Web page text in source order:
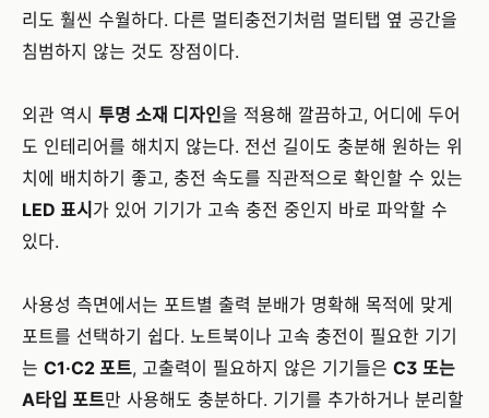
리도 훨씬 수월하다. 다른 멀티충전기처럼 멀티탭 옆 공간을
침범하지 않는 것도 장점이다.
외관 역시 투명 소재 디자인을 적용해 깔끔하고, 어디에 두어
도 인테리어를 해치지 않는다. 전선 길이도 충분해 원하는 위
치에 배치하기 좋고, 충전 속도를 직관적으로 확인할 수 있는
LED 표시 가 있어 기기가 고속 충전 중인지 바로 파악할 수
있다.
사용성 측면에서는 포트별 출력 분배가 명확해 목적에 맞게
포트를 선택하기 쉽다. 노트북이나 고속 충전이 필요한 기기
는 C1·C2 포트, 고출력이 필요하지 않은 기기들은 C3 또는
A타입 포트만 사용해도 충분하다. 기기를 추가하거나 분리할